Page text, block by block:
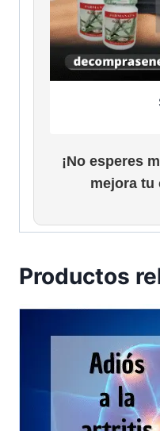
¡No esperes
mejora tu
Productos